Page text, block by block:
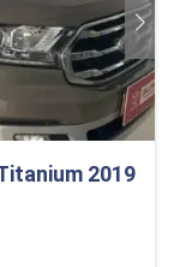
2019